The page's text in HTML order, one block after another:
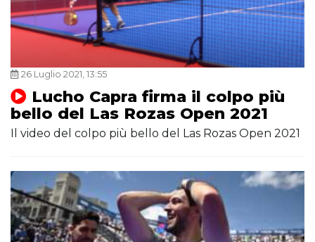
26 Luglio 2021, 13:55
Lucho Capra firma il colpo più
bello del Las Rozas Open 2021
Il video del colpo più bello del Las Rozas Open 2021